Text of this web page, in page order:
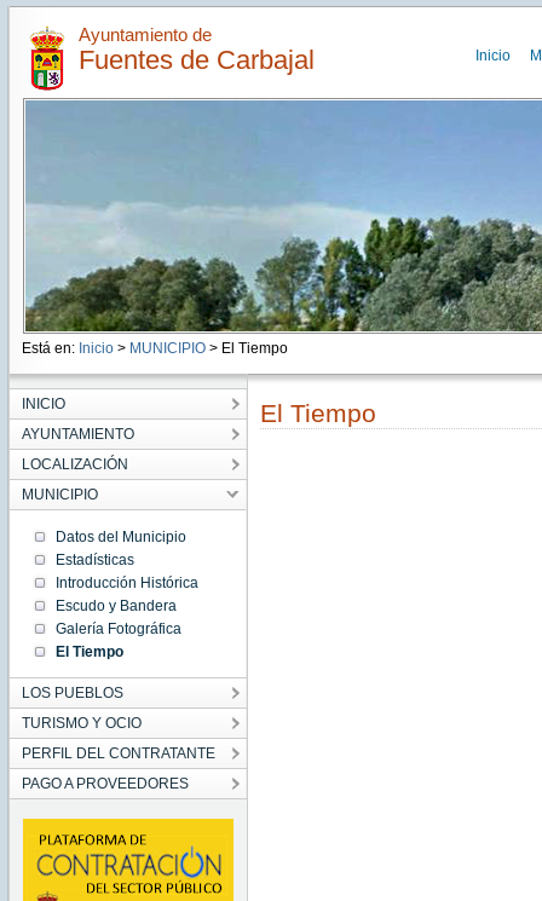
Ayuntamiento de
Fuentes de Carbajal Inicio
Está en: Inicio > MUNICIPIO> El Tiempo
INICIO
AYUNTAMIENTO
LOCALIZACIÓN
MUNICIPIO
Datos del Municipio
Estadísticas
Introducción Histórica
Escudo y Bandera
Galería Fotográfica
El Tiempo
LOS PUEBLOS
TURISMO Y OCIO
PERFIL DEL CONTRATANTE
PAGO A PROVEEDORES
El Tiempo